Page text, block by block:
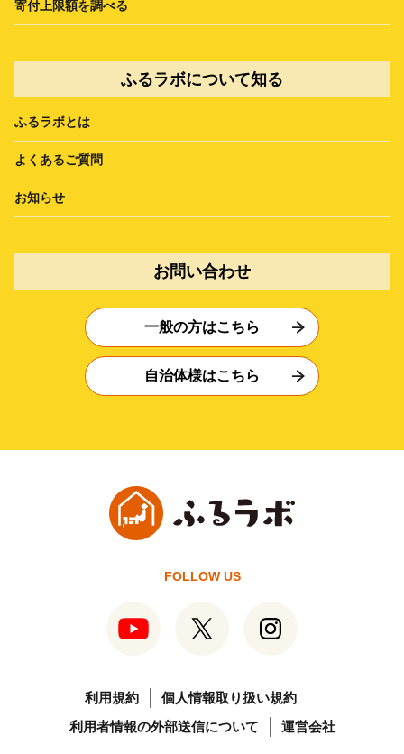
寄付上限額を調べる
ふるラボについて知る
ふるラボとは
よくあるご質問
お知らせ
お問い合わせ
一般の方はこちら
自治体様はこちら
FOLLOW US
利用規約
個人情報取り扱い規約
利用者情報の外部送信について
運営会社